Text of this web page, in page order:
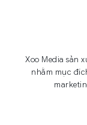
Xoo Media sản
nhằm mục